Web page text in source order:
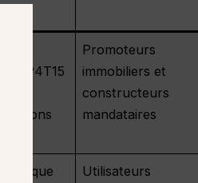
1 TP4T15
jetons
Promoteurs
immobiliers et
constructeurs
mandataires
Utilisateurs